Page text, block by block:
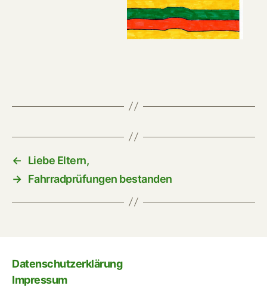
←
Liebe Eltern,
→ Fahrradprüfungen bestanden
Datenschutzerklärung
Impressum